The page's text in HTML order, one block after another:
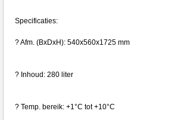
Specificaties:
? Afm. (BxDxH): 540x560x1725 mm
? Inhoud: 280 liter
? Temp. bereik: +1°C tot +10°C